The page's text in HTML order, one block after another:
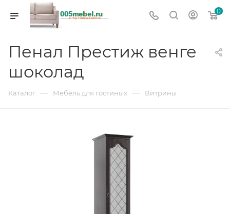
0
Пенал Престиж венге
шоколад
Каталог — Мебель для гостиных — Витрины